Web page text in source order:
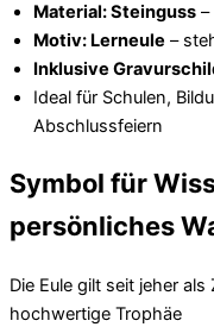
Material: Steinguss
Motiv: Lerneule –
Inklusive
Ideal für Schulen,
Abschlussfeiern
Symbol für
persönliches
Die Eule gilt seit jeher
hochwertige Trophäe